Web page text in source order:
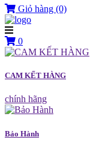
Giỏ hàng (0)
0
CAM KẾT HÀNG
chính hãng
Bảo Hành